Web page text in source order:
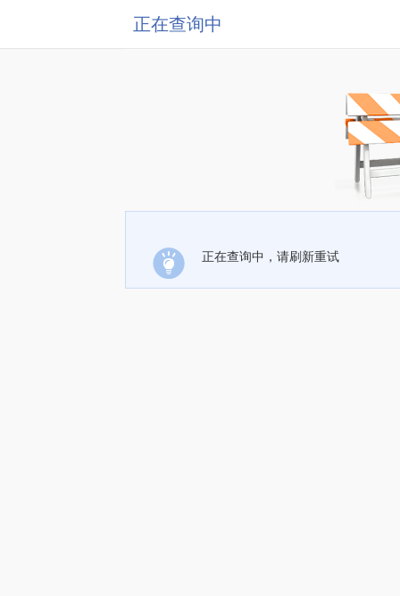
正在查询中
正在查询中，请刷新重试